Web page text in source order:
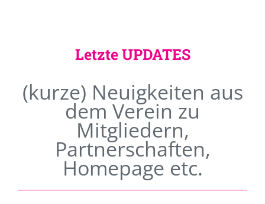
Letzte UPDATES
(kurze) Neuigkeiten aus
dem Verein zu
Mitgliedern,
Partnerschaften,
Homepage etc.